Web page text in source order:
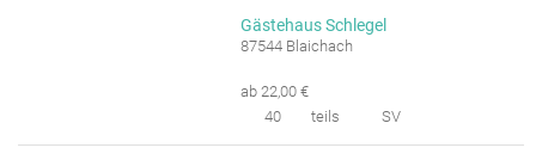
Gästehaus Schlegel
87544 Blaichach
ab 22,00 €
40
teils SV